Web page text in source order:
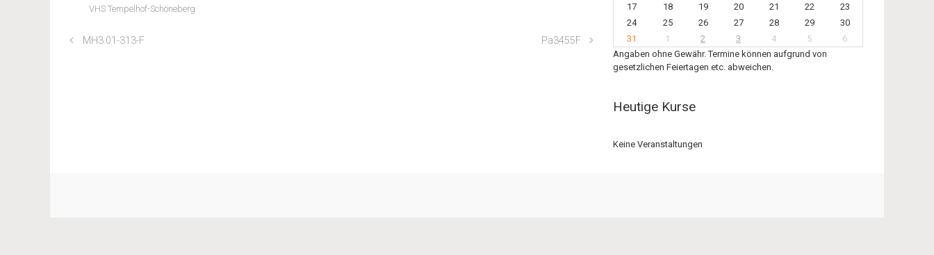
VHS Tempelhof-Schöneberg
MH3.01-313-F Pa3455F
17
18 19 20 21 22
23
24
25 26 27 28 29
30
31
1 2 3 4 5
6
Angaben ohne Gewähr. Termine können aufgrund von
gesetzlichen Feiertagen etc. abweichen.
Heutige Kurse
Keine Veranstaltungen